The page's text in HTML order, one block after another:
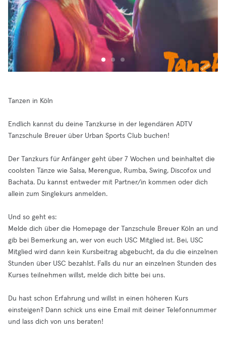
Tanzen in Köln
Endlich kannst du deine Tanzkurse in der legendären ADTV
Tanzschule Breuer über Urban Sports Club buchen!
Der Tanzkurs für Anfänger geht über 7 Wochen und beinhaltet die
coolsten Tänze wie Salsa, Merengue, Rumba, Swing, Discofox und
Bachata. Du kannst entweder mit Partner/in kommen oder dich
allein zum Singlekurs anmelden.
Und so geht es:
Melde dich über die Homepage der Tanzschule Breuer Köln an und
gib bei Bemerkung an, wer von euch USC Mitglied ist. Bei, USC
Mitglied wird dann kein Kursbeitrag abgebucht, da du die einzelnen
Stunden über USC bezahlst. Falls du nur an einzelnen Stunden des
Kurses teilnehmen willst, melde dich bitte bei uns.
Du hast schon Erfahrung und willst in einen höheren Kurs
einsteigen? Dann schick uns eine Email mit deiner Telefonnummer
und lass dich von uns beraten!